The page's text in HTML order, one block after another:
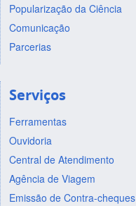
Popularização da Ciência
Comunicação
Parcerias
Serviços
Ferramentas
Ouvidoria
Central de Atendimento
Agência de Viagem
Emissão de Contra-cheques